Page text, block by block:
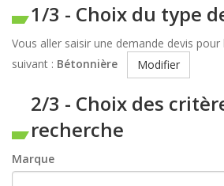
1/3 - Choix du type
Vous aller saisir une demande devis
suivant : Bétonnière Modifier
2/3 - Choix des
recherche
Marque